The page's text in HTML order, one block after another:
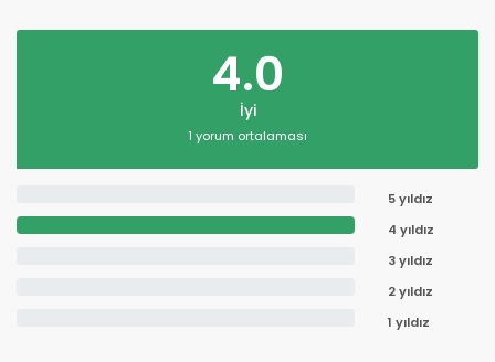
4.0
İyi
1 yorum ortalaması
5 yıldız
4 yıldız
3 yıldız
2 yıldız
1 yıldız